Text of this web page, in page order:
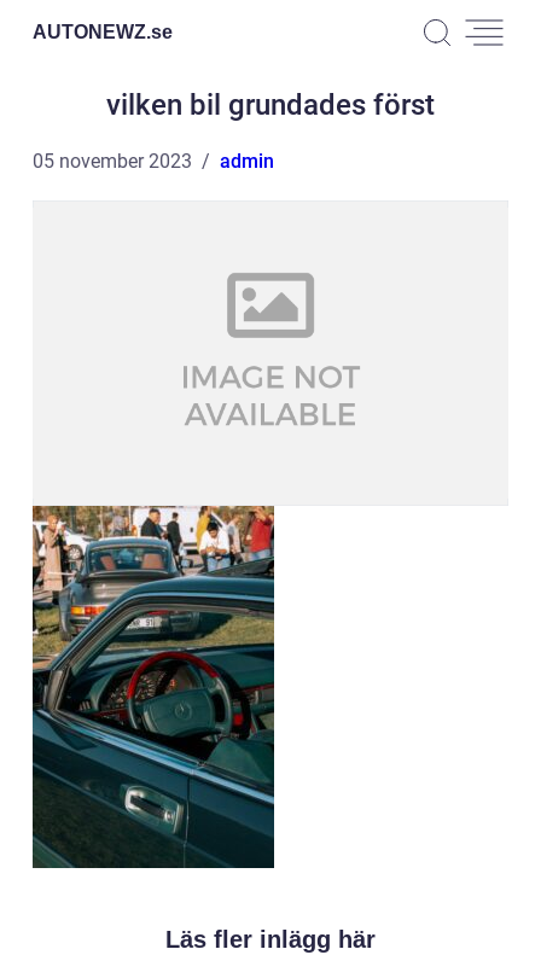
AUTONEWZ.se
vilken bil grundades först
05 november 2023 admin
Läs fler inlägg här